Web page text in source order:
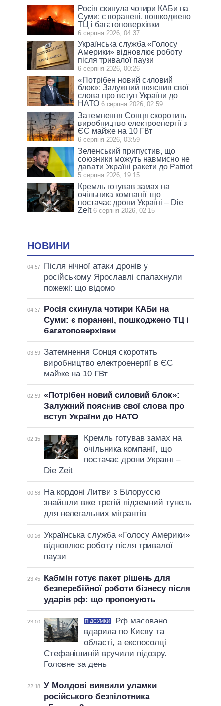
Росія скинула чотири КАБи на
Суми: є поранені, пошкоджено
ТЦ і багатоповерхівки
6 серпня 2026, 04:37
Українська служба «Голосу
Америки» відновлює роботу
після тривалої паузи
6 серпня 2026, 00:26
«Потрібен новий силовий
блок»: Залужний пояснив свої
слова про вступ України до
НАТО 6 серпня 2026, 02:59
Затемнення Сонця скоротить
виробництво електроенергії в
ЄС майже на 10 ГВт
6 серпня 2026, 03:59
Зеленський припустив, що
союзники можуть навмисно не
давати Україні ракети до Patriot
5 серпня 2026, 19:15
Кремль готував замах на
очільника компанії, що
постачає дрони Україні – Die
Zeit 6 серпня 2026, 02:15
НОВИНИ
04:57
Після нічної атаки дронів у
російському Ярославлі спалахнули
пожежі: що відомо
04:37
Росія скинула чотири КАБи на
Суми: є поранені, пошкоджено ТЦ і
багатоповерхівки
03:59 Затемнення Сонця скоротить
виробництво електроенергії в ЄС
майже на 10 ГВт
02:59 «Потрібен новий силовий блок»:
Залужний пояснив свої слова про
вступ України до НАТО
02:15
Кремль готував замах на
очільника компанії, що
постачає дрони Україні –
Die Zeit
00:58
На кордоні Литви з Білоруссю
знайшли вже третій підземний тунель
для нелегальних мігрантів
00:26 Українська служба «Голосу Америки»
відновлює роботу після тривалої
паузи
23:45
Кабмін готує пакет рішень для
безперебійної роботи бізнесу після
ударів рф: що пропонують
23:00 ПІДСУМКИ
Рф масовано
вдарила по Києву та
області, а експосолці
Стефанішиній вручили підозру.
Головне за день
22:18 У Молдові виявили уламки
російського безпілотника